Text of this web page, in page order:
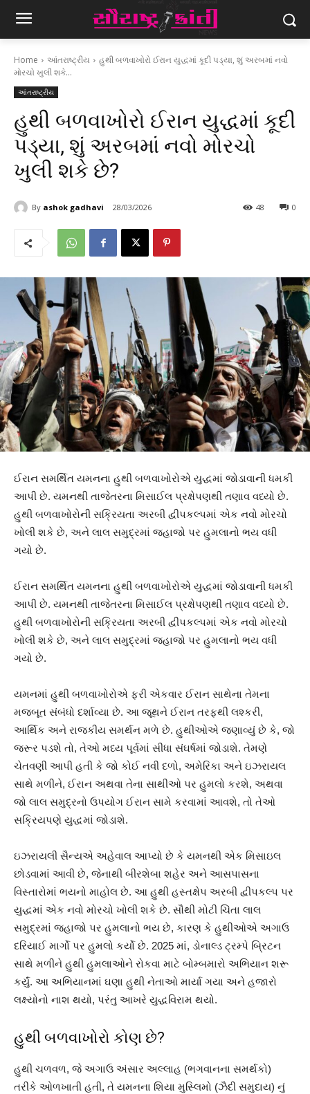
Home આંતરાષ્ટ્રીય
હુથી બળવાખોરો ઈરાન યુદ્ધમાં કૂદી પડ્યા, શું અરબમાં નવો
મોરચો ખુલી શકે...
આંતરાષ્ટ્રીય
હુથી બળવાખોરો ઈરાન યુદ્ધમાં કૂદી
પડ્યા, શું અરબમાં નવો મોરચો
ખુલી શકે છે?
By ashok gadhavi 28/03/2026 0
48
ઈરાન સમર્થિત યમનના હુથી બળવાખોરોએ યુદ્ધમાં જોડાવાની ધમકી
આપી છે. યમનથી તાજેતરના મિસાઈલ પ્રક્ષેપણથી તણાવ વધ્યો છે.
હુથી બળવાખોરોની સક્રિયતા અરબી દ્વીપકલ્પમાં એક નવો મોરચો
ખોલી શકે છે, અને લાલ સમુદ્રમાં જહાજો પર હુમલાનો ભય વધી
ગયો છે.
ઈરાન સમર્થિત યમનના હુથી બળવાખોરોએ યુદ્ધમાં જોડાવાની ધમકી
આપી છે. યમનથી તાજેતરના મિસાઈલ પ્રક્ષેપણથી તણાવ વધ્યો છે.
હુથી બળવાખોરોની સક્રિયતા અરબી દ્વીપકલ્પમાં એક નવો મોરચો
ખોલી શકે છે, અને લાલ સમુદ્રમાં જહાજો પર હુમલાનો ભય વધી
ગયો છે.
યમનમાં હુથી બળવાખોરોએ ફરી એકવાર ઈરાન સાથેના તેમના
મજબૂત સંબંધો દર્શાવ્યા છે. આ જૂથને ઈરાન તરફથી લશ્કરી,
આર્થિક અને રાજકીય સમર્થન મળે છે. હુથીઓએ જણાવ્યું છે કે, જો
જરૂર પડશે તો, તેઓ મધ્ય પૂર્વમાં સીધા સંઘર્ષમાં જોડાશે. તેમણે
ચેતવણી આપી હતી કે જો કોઈ નવી દળો, અમેરિકા અને ઇઝરાયલ
સાથે મળીને, ઈરાન અથવા તેના સાથીઓ પર હુમલો કરશે, અથવા
જો લાલ સમુદ્રનો ઉપયોગ ઈરાન સામે કરવામાં આવશે, તો તેઓ
સક્રિયપણે યુદ્ધમાં જોડાશે.
ઇઝરાયલી સૈન્યએ અહેવાલ આપ્યો છે કે યમનથી એક મિસાઇલ
છોડવામાં આવી છે, જેનાથી બીરશેબા શહેર અને આસપાસના
વિસ્તારોમાં ભયનો માહોલ છે. આ હુથી હસ્તક્ષેપ અરબી દ્વીપકલ્પ પર
યુદ્ધમાં એક નવો મોરચો ખોલી શકે છે. સૌથી મોટી ચિંતા લાલ
સમુદ્રમાં જહાજો પર હુમલાનો ભય છે, કારણ કે હુથીઓએ અગાઉ
દરિયાઈ માર્ગો પર હુમલો કર્યો છે. 2025 માં, ડોનાલ્ડ ટ્રમ્પે બ્રિટન
સાથે મળીને હુથી હુમલાઓને રોકવા માટે બોમ્બમારો અભિયાન શરૂ
કર્યું. આ અભિયાનમાં ઘણા હુથી નેતાઓ માર્યા ગયા અને હજારો
લક્ષ્યોનો નાશ થયો, પરંતુ આખરે યુદ્ધવિરામ થયો.
હુથી બળવાખોરો કોણ છે?
હુથી ચળવળ, જે અગાઉ અંસાર અલ્લાહ (ભગવાનના સમર્થકો)
તરીકે ઓળખાતી હતી, તે યમનના શિયા મુસ્લિમો (ઝૈદી સમુદાય) નું